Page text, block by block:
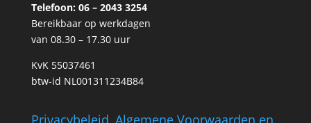
Telefoon: 06 – 2043 3254
Bereikbaar op werkdagen
van 08.30 – 17.30 uur
KvK 55037461
btw-id NL001311234B84
Privacybeleid, Algemene Voorwaarden en